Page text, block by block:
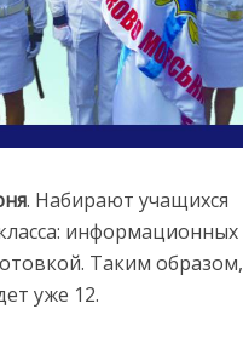
. Набирают учащихся
информационных
Таким образом,
уже 12.